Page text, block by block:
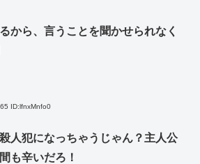
から、言うことを聞かせられなく
ID:lfnxMnfo0
人犯になっちゃうじゃん？主人公
も辛いだろ！